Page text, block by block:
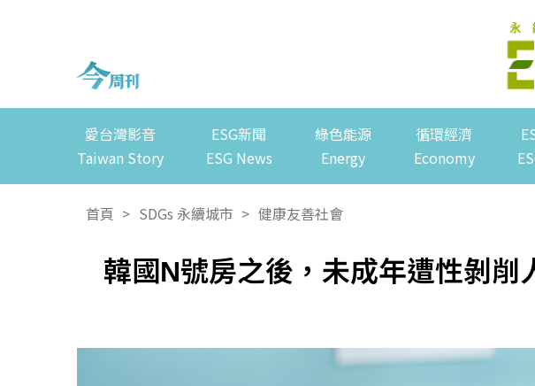
愛台灣影音
Taiwan Story
ESG新聞
ESG News
綠色能源
Energy
循環經濟
Economy
首頁 > SDGs 永續城市 > 健康友善社會
韓國N號房之後，未成年遭性剝削